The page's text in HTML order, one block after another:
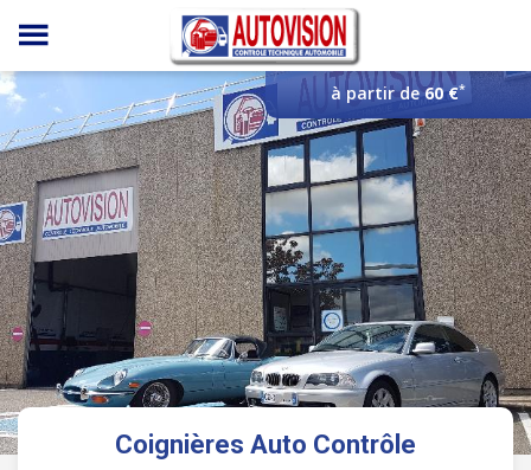
Panneau de gestion des cookies
à partir de60 €*
Coignières Auto Contrôle